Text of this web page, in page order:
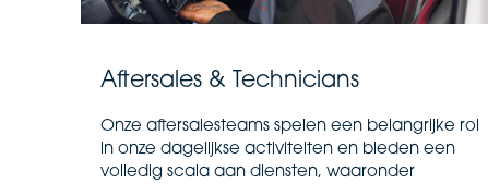
Aftersales & Technicians
Onze aftersalesteams spelen een belangrijke rol
in onze dagelijkse activiteiten en bieden een
volledig scala aan diensten, waaronder